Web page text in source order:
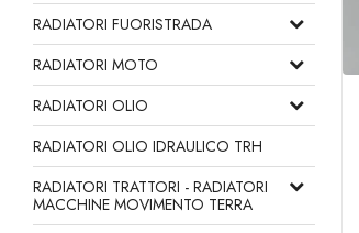
RADIATORI FUORISTRADA
RADIATORI MOTO
RADIATORI OLIO
RADIATORI OLIO IDRAULICO TRH
RADIATORI TRATTORI - RADIATORI
MACCHINE MOVIMENTO TERRA